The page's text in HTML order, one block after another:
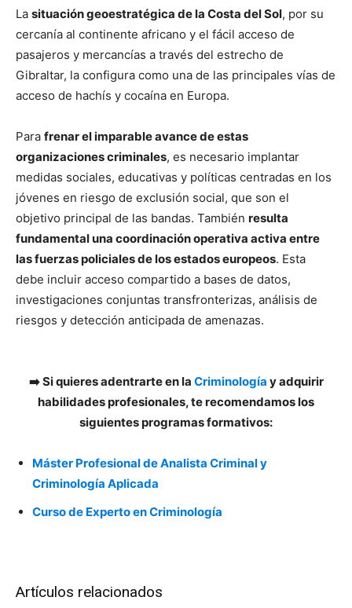
La situación geoestratégica de la Costa del Sol, por su
cercanía al continente africano y el fácil acceso de
pasajeros y mercancías a través del estrecho de
Gibraltar, la configura como una de las principales vías de
acceso de hachís y cocaína en Europa.
Para frenar el imparable avance de estas
organizaciones criminales, es necesario implantar
medidas sociales, educativas y políticas centradas en los
jóvenes en riesgo de exclusión social, que son el
objetivo principal de las bandas. También resulta
fundamental una coordinación operativa activa entre
las fuerzas policiales de los estados europeos. Esta
debe incluir acceso compartido a bases de datos,
investigaciones conjuntas transfronterizas, análisis de
riesgos y detección anticipada de amenazas.
➡️ Si quieres adentrarte en la Criminología y adquirir
habilidades profesionales, te recomendamos los
siguientes programas formativos:
Máster Profesional de Analista Criminal y
Criminología Aplicada
Curso de Experto en Criminología
Artículos relacionados